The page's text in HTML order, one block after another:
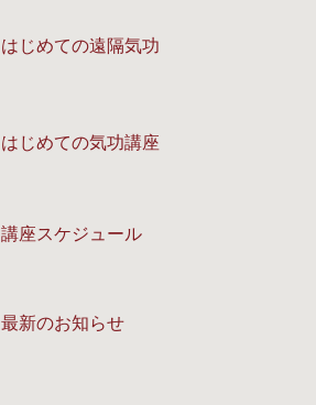
はじめての遠隔気功
はじめての気功講座
講座スケジュール
最新のお知らせ